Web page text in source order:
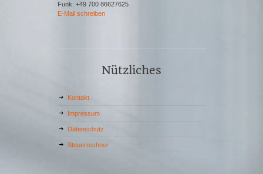
Funk: +49 700 86627625
E-Mail schreiben
Nützliches
Kontakt
Impressum
Datenschutz
Steuerrechner